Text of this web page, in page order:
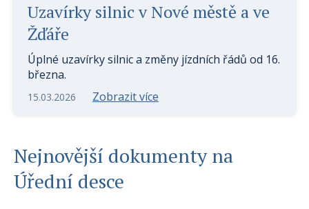
Uzavírky silnic v Nové městě a ve
Žďáře
Úplné uzavírky silnic a změny jízdních řádů od 16.
března.
15.03.2026 Zobrazit více
Nejnovější dokumenty na
Úřední desce